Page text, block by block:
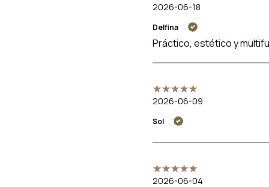
2026-06-18
Delfina
Práctico, estético y
2026-06-09
Sol
2026-06-04